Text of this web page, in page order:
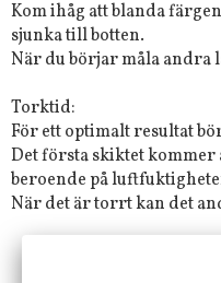
Kom ihåg att blanda
sjunka till botten.
När du börjar måla andra
Torktid:
För ett optimalt resultat
Det första skiktet
beroende på
När det är torrt kan det